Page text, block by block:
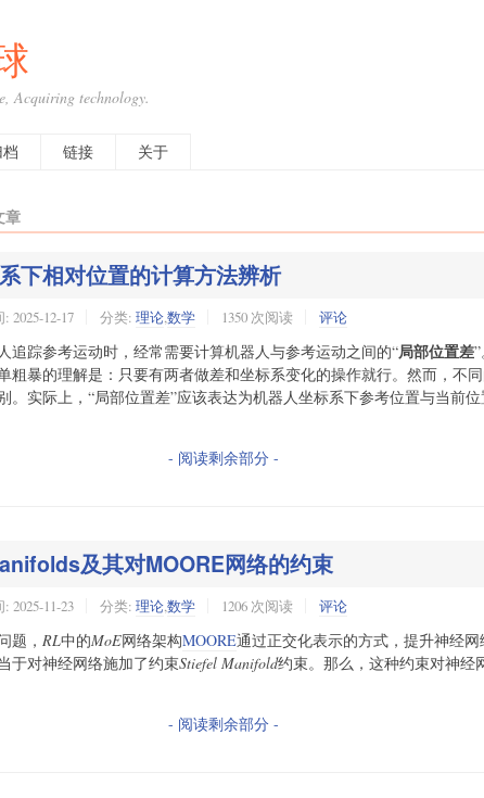
Acquiring technology.
链接 关于
章
下相对位置的计算方法辨析
: 2025-12-17 分类: 理论,数学 1350 次阅读 评论
追踪参考运动时，经常需要计算机器人与参考运动之间的“局部位置差
粗暴的理解是：只要有两者做差和坐标系变化的操作就行。然而，不
。实际上，“局部位置差”应该表达为机器人坐标系下参考位置与当前
- 阅读剩余部分 -
及其对MOORE网络的约束
: 2025-11-23 分类: 理论,数学 1206 次阅读 评论
题， RL中的MoE网络架构MOORE通过正交化表示的方式，提升神经
于对神经网络施加了约束Stiefel Manifold约束。那么，这种约束对神经
- 阅读剩余部分 -